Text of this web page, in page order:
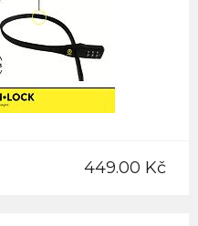
449.00 Kč